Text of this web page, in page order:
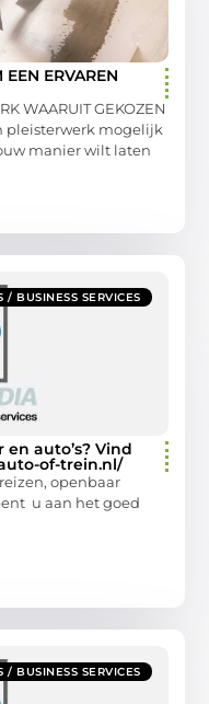
ERVAREN
WAARUIT GEKOZEN
pleisterwerk mogelijk
manier wilt laten
/ BUSINESS SERVICES
auto’s? Vind
of-trein.nl/
openbaar
u aan het goed
/ BUSINESS SERVICES